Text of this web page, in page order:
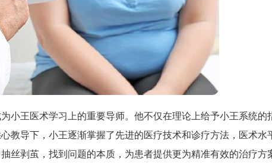
小王医术学习上的重要导师。他不仅在理论上给予小王系统的
教导下，小王逐渐掌握了先进的医疗技术和诊疗方法，医术水
丝剥茧，找到问题的本质，为患者提供更为精准有效的治疗方